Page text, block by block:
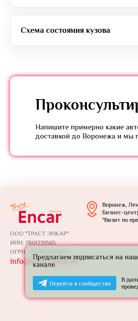
Схема состояния кузова
Напишите примерно какие
доставкой до Воронежа и мы
Воронеж,
Бизнес-
"Визит по
ООО "ТРАСТ ЭНКАР"
ИНН: 7801739565
ОГРН: 1257800005924
info@trust-encar.ru
Предлагаем подписаться на
канале.
Перейти в сообщество
В